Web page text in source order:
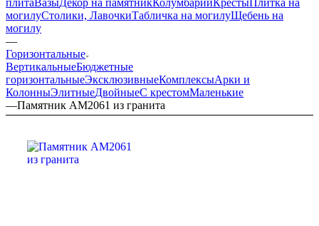
могилуСтолики, ЛавочкиТабличка на могилуЩебень на
могилу
—
Горизонтальные
ВертикальныеБюджетные
горизонтальныеЭксклюзивныеКомплексыАрки и
КолонныЭлитныеДвойныеС крестомМаленькие
—Памятник AM2061 из гранита